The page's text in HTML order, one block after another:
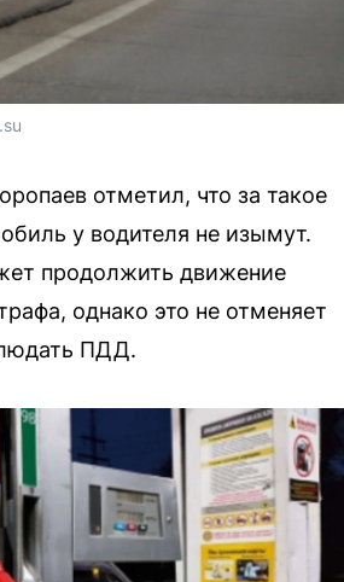
отметил, что за такое
у водителя не изымут.
продолжить движение
однако это не отменяет
ПДД.